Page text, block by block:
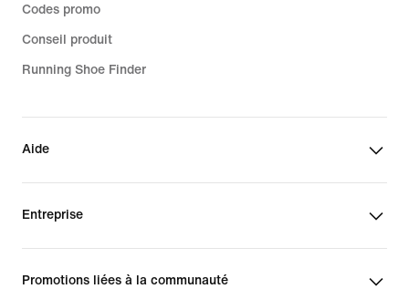
Codes promo
Conseil produit
Running Shoe Finder
Aide
Entreprise
Promotions liées à la communauté